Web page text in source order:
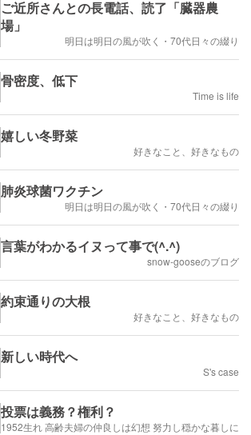
ご近所さんとの長電話、読了「臓器農
場」
明日は明日の風が吹く・70代日々の綴り
骨密度、低下
Time is life
嬉しい冬野菜
好きなこと、好きなもの
肺炎球菌ワクチン
明日は明日の風が吹く・70代日々の綴り
言葉がわかるイヌって事で(^.^)
snow-gooseのブログ
約束通りの大根
好きなこと、好きなもの
新しい時代へ
S's case
投票は義務？権利？
1952生れ 高齢夫婦の仲良しは幻想 努力し穏かな暮しに